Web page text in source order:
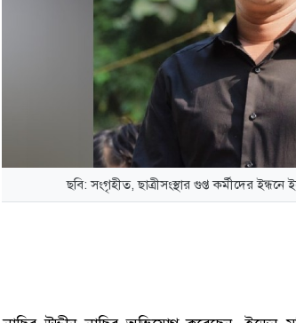
ছবি: সংগৃহীত, ছাত্রীসংস্থার গুপ্ত কর্মীদের